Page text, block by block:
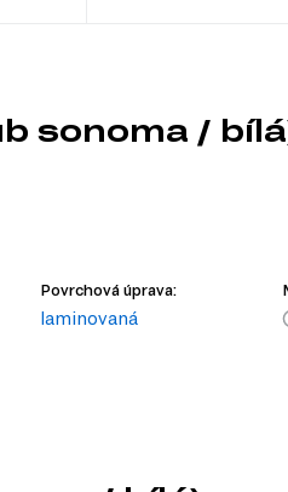
sonoma /
Povrchová úprava:
laminovaná